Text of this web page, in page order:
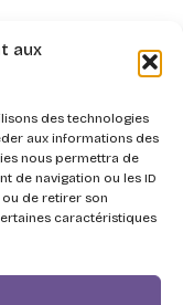
aux
des technologies
aux informations des
nous permettra de
de navigation ou les ID
ou de retirer son
caractéristiques
System pour la